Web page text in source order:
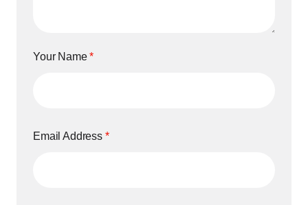
Your Name*
Email Address *